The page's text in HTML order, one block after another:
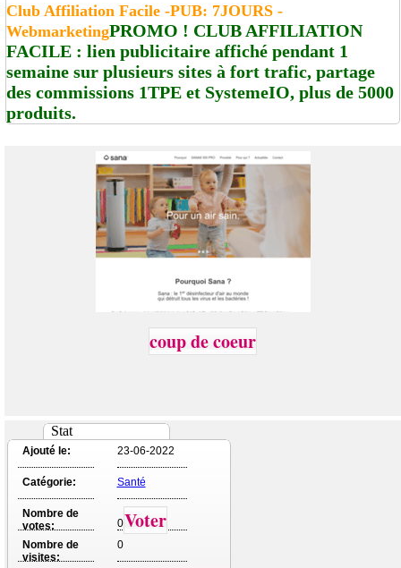
Club Affiliation Facile -PUB: 7JOURS -
WebmarketingPROMO ! CLUB AFFILIATION
FACILE : lien publicitaire affiché pendant 1
semaine sur plusieurs sites à fort trafic, partage
des commissions 1TPE et SystemeIO, plus de 5000
produits.
coup de coeur
Stat
Ajouté le: 23-06-2022
Catégorie: Santé
Nombre de
votes:
0Voter
Nombre de
visites:
0